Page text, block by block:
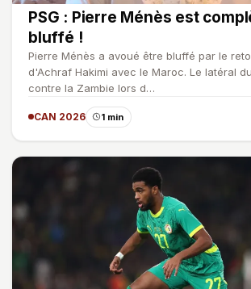
PSG : Pierre Ménès est
bluffé !
Pierre Ménès a avoué être bluffé par le
d'Achraf Hakimi avec le Maroc. Le latéral
contre la Zambie lors d…
CAN 2026 1 min